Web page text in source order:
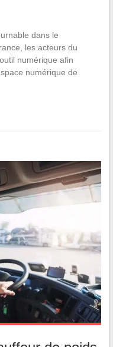
dans le
les acteurs du
numérique afin
numérique de